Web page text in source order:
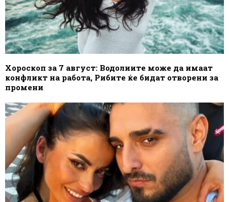
Хороскоп за 7 август: Водолиите може да имаат
конфликт на работа, Рибите ќе бидат отворени за
промени